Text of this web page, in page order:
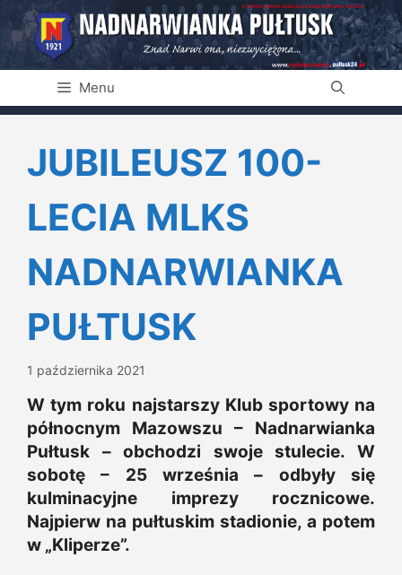
Przejdź
do
treści
Menu
JUBILEUSZ 100-
LECIA MLKS
NADNARWIANKA
PUŁTUSK
1 października 2021
W tym roku najstarszy Klub sportowy na
północnym Mazowszu – Nadnarwianka
Pułtusk – obchodzi swoje stulecie. W
sobotę – 25 września – odbyły się
kulminacyjne imprezy rocznicowe.
Najpierw na pułtuskim stadionie, a potem
w „Kliperze”.